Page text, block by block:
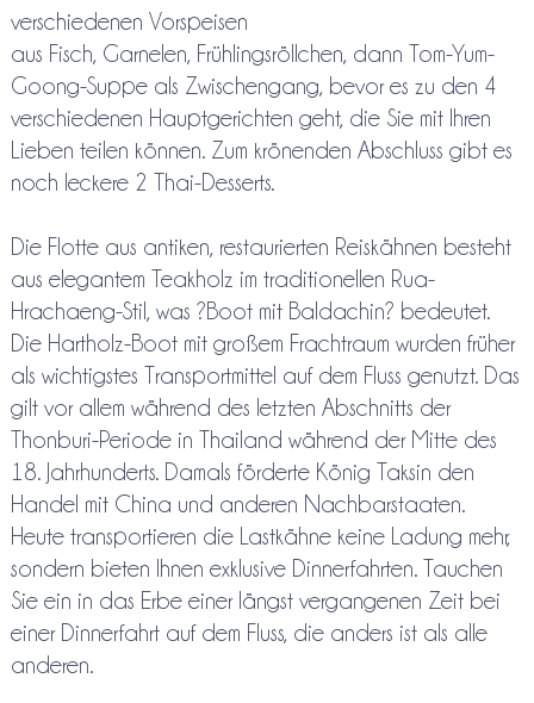
verschiedenen Vorspeisen
aus Fisch, Garnelen, Frühlingsröllchen, dann Tom-Yum-
Goong-Suppe als Zwischengang, bevor es zu den 4
verschiedenen Hauptgerichten geht, die Sie mit Ihren
Lieben teilen können. Zum krönenden Abschluss gibt es
noch leckere 2 Thai-Desserts.
Die Flotte aus antiken, restaurierten Reiskähnen besteht
aus elegantem Teakholz im traditionellen Rua-
Hrachaeng-Stil, was ?Boot mit Baldachin? bedeutet.
Die Hartholz-Boot mit großem Frachtraum wurden früher
als wichtigstes Transportmittel auf dem Fluss genutzt. Das
gilt vor allem während des letzten Abschnitts der
Thonburi-Periode in Thailand während der Mitte des
18. Jahrhunderts. Damals förderte König Taksin den
Handel mit China und anderen Nachbarstaaten.
Heute transportieren die Lastkähne keine Ladung mehr,
sondern bieten Ihnen exklusive Dinnerfahrten. Tauchen
Sie ein in das Erbe einer längst vergangenen Zeit bei
einer Dinnerfahrt auf dem Fluss, die anders ist als alle
anderen.